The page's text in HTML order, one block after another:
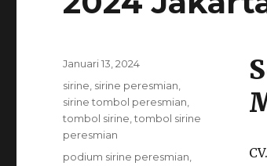
Posted
on
Januari 13, 2024
Categories
sirine sirine peresmian
sirine tombol peresmian
tombol sirine ,tombol sirine
peresmian
Tags
podium sirine peresmian